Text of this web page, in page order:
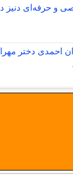
و حرفه‌ای دنیز
احمدی دختر